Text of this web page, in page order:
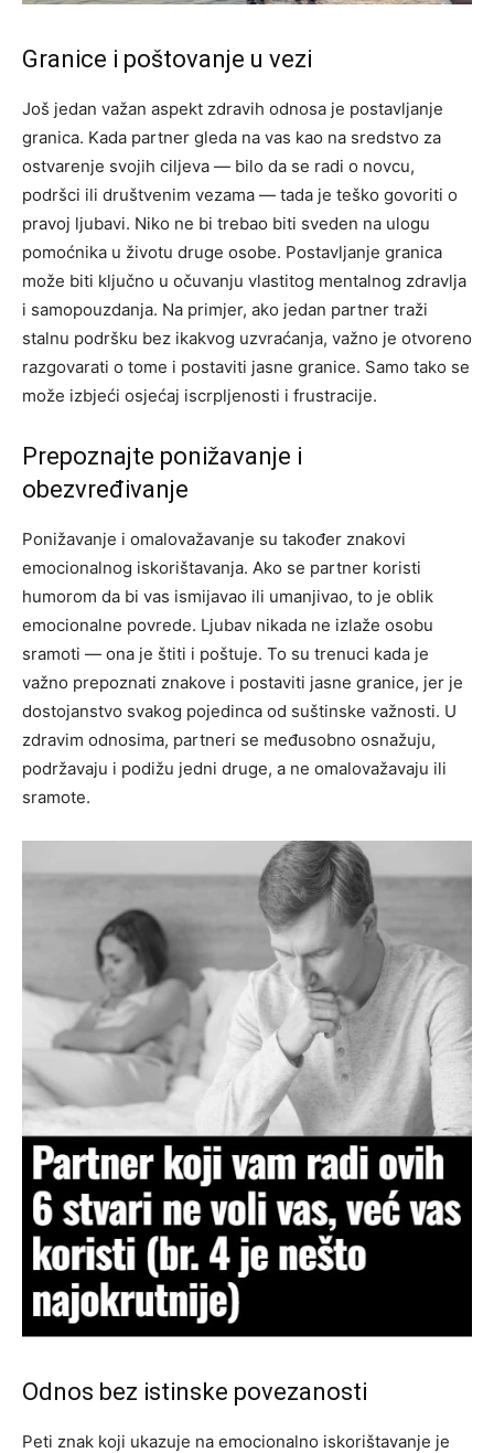
Granice i poštovanje u vezi
Još jedan važan aspekt zdravih odnosa je postavljanje
granica. Kada partner gleda na vas kao na sredstvo za
ostvarenje svojih ciljeva — bilo da se radi o novcu,
podršci ili društvenim vezama — tada je teško govoriti o
pravoj ljubavi. Niko ne bi trebao biti sveden na ulogu
pomoćnika u životu druge osobe. Postavljanje granica
može biti ključno u očuvanju vlastitog mentalnog zdravlja
i samopouzdanja. Na primjer, ako jedan partner traži
stalnu podršku bez ikakvog uzvraćanja, važno je otvoreno
razgovarati o tome i postaviti jasne granice. Samo tako se
može izbjeći osjećaj iscrpljenosti i frustracije.
Prepoznajte ponižavanje i
obezvređivanje
Ponižavanje i omalovažavanje su također znakovi
emocionalnog iskorištavanja. Ako se partner koristi
humorom da bi vas ismijavao ili umanjivao, to je oblik
emocionalne povrede. Ljubav nikada ne izlaže osobu
sramoti — ona je štiti i poštuje. To su trenuci kada je
važno prepoznati znakove i postaviti jasne granice, jer je
dostojanstvo svakog pojedinca od suštinske važnosti. U
zdravim odnosima, partneri se međusobno osnažuju,
podržavaju i podižu jedni druge, a ne omalovažavaju ili
sramote.
Odnos bez istinske povezanosti
Peti znak koji ukazuje na emocionalno iskorištavanje je